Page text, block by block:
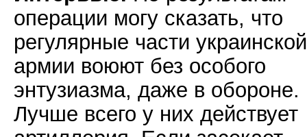
операции могу сказать, что
регулярные части украинской
армии воюют без особого
энтузиазма, даже в обороне.
Лучше всего у них действует